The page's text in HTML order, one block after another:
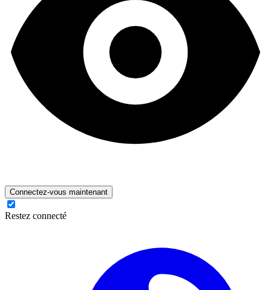
Connectez-vous maintenant
Restez connecté